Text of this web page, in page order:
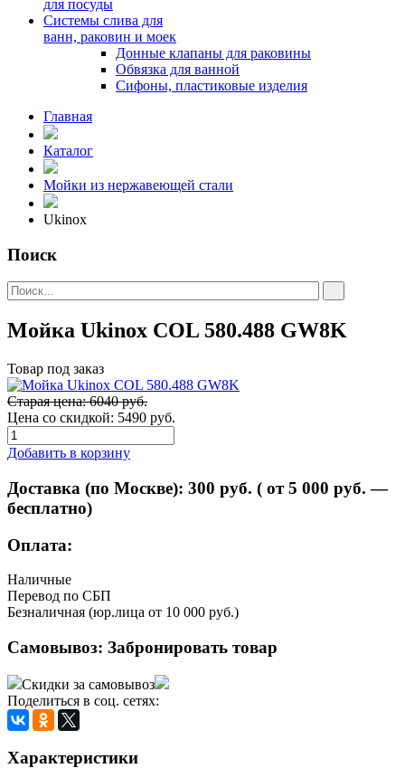
для посуды
Системы слива для
ванн, раковин и моек
Донные клапаны для раковины
Обвязка для ванной
Сифоны, пластиковые изделия
Главная
Каталог
Мойки из нержавеющей стали
Ukinox
Поиск
Мойка Ukinox COL 580.488 GW8K
Товар под заказ
Старая цена: 6040 руб.
Цена со скидкой: 5490 руб.
Добавить в корзину
Доставка (по Москве): 300 руб. ( от 5 000 руб. —
бесплатно)
Оплата:
Наличные
Перевод по СБП
Безналичная (юр.лица от 10 000 руб.)
Самовывоз: Забронировать товар
Скидки за самовывоз
Поделиться в соц. сетях:
Характеристики